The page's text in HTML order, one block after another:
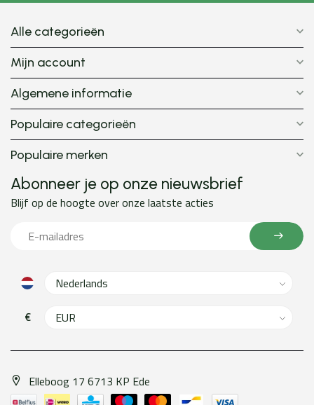
Alle categorieën
Mijn account
Algemene informatie
Populaire categorieën
Populaire merken
Abonneer je op onze nieuwsbrief
Blijf op de hoogte over onze laatste acties
€
Elleboog 17 6713 KP Ede